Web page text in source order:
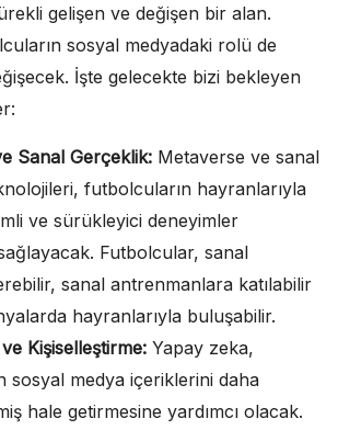
gelişen ve değişen bir alan.
sosyal medyadaki rolü de
İşte gelecekte bizi bekleyen
Sanal Gerçeklik: Metaverse ve sanal
futbolcuların hayranlarıyla
ve sürükleyici deneyimler
sağlayacak. Futbolcular, sanal
sanal antrenmanlara katılabilir
hayranlarıyla buluşabilir.
Kişiselleştirme: Yapay zeka,
sosyal medya içeriklerini daha
hale getirmesine yardımcı olacak.